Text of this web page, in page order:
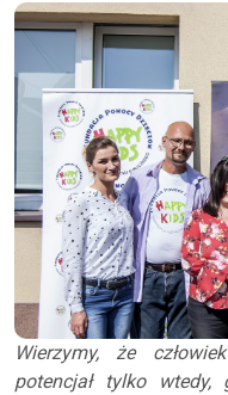
Wierzymy, że
potencjał tylko